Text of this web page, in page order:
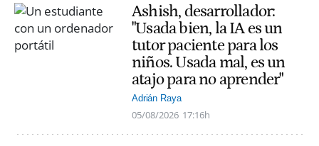
Ashish, desarrollador:
"Usada bien, la IA es un
tutor paciente para los
niños. Usada mal, es un
atajo para no aprender"
Adrián Raya
05/08/2026 17:16h